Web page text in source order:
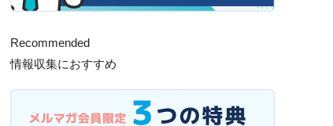
Recommended
情報収集におすすめ